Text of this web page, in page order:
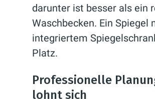
darunter ist besser als ein
Waschbecken. Ein Spiegel
integriertem
Platz.
Professionelle
lohnt sich